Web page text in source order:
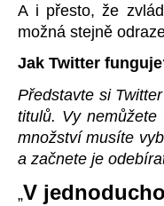
A i přesto, že
možná stejně
Jak Twitter
Představte si
titulů. Vy
množství musíte
a začnete je
„V